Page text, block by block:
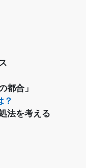
都合」
？
法を考える